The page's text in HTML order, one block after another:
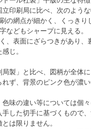
立印刷局に比べ、次のような
の網点が細かく、くっきり
などもシャープに見える。
、表面にざらつきがあり、
じ。
局製」と比べ、図柄が全体
ず、背景のピンク色が濃い
味の違い等については個
手した切手に基づくもので
は限りません。